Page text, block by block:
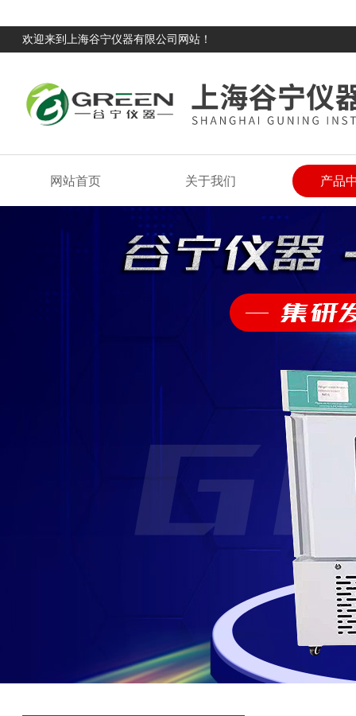
欢迎来到上海谷宁仪器有限公司网站！
网站首页 关于我们 产品